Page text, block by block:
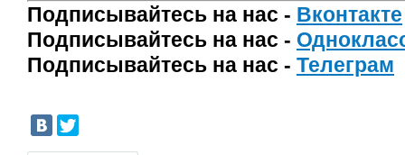
Подписывайтесь на нас - Вконтакте
Подписывайтесь на нас -
Подписывайтесь на нас - Телеграм